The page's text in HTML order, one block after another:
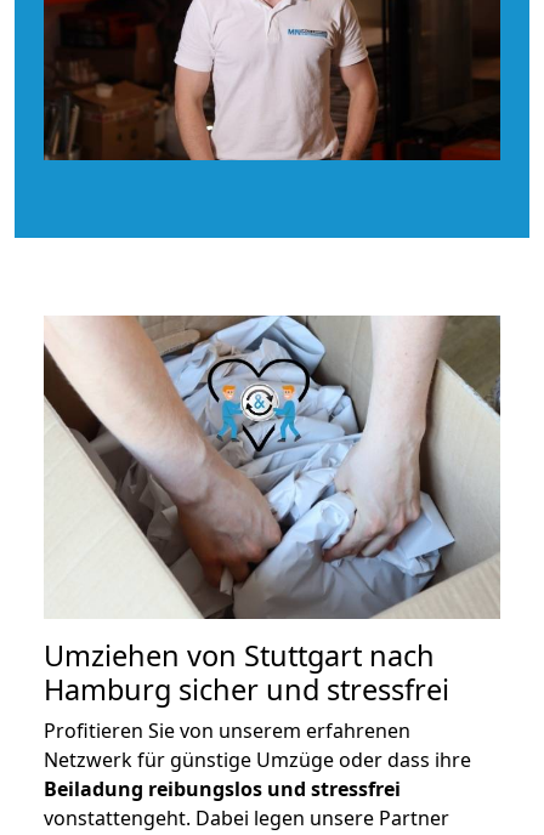
Umziehen von Stuttgart nach
Hamburg sicher und stressfrei
Profitieren Sie von unserem erfahrenen
Netzwerk für günstige Umzüge oder dass ihre
Beiladung reibungslos und stressfrei
vonstattengeht. Dabei legen unsere Partner